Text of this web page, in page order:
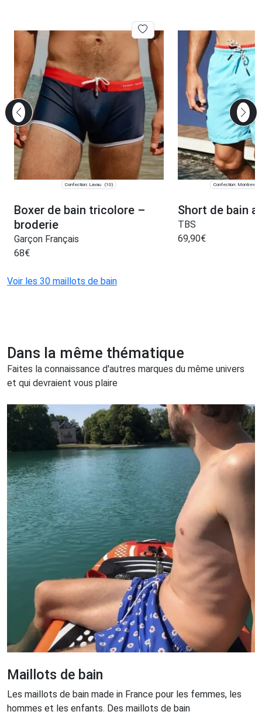
Confection: Lavau (10)
Boxer de bain tricolore –
broderie
Garçon Français
68€
Confection:
Short de bain
TBS
69,90€
Voir les 30 maillots de bain
Dans la même thématique
Faites la connaissance d'autres marques du même univers
et qui devraient vous plaire
Maillots de bain
Les maillots de bain made in France pour les femmes, les
hommes et les enfants. Des maillots de bain